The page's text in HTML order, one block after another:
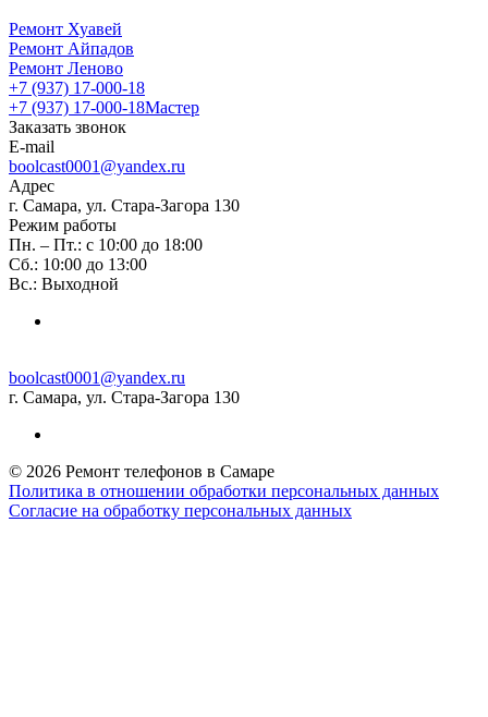
Ремонт Хуавей
Ремонт Айпадов
Ремонт Леново
+7 (937) 17-000-18
+7 (937) 17-000-18Мастер
Заказать звонок
E-mail
boolcast0001@yandex.ru
Адрес
г. Самара, ул. Стара-Загора 130
Режим работы
Пн. – Пт.: с 10:00 до 18:00
Сб.: 10:00 до 13:00
Вс.: Выходной
boolcast0001@yandex.ru
г. Самара, ул. Стара-Загора 130
© 2026 Ремонт телефонов в Самаре
Политика в отношении обработки персональных данных
Согласие на обработку персональных данных